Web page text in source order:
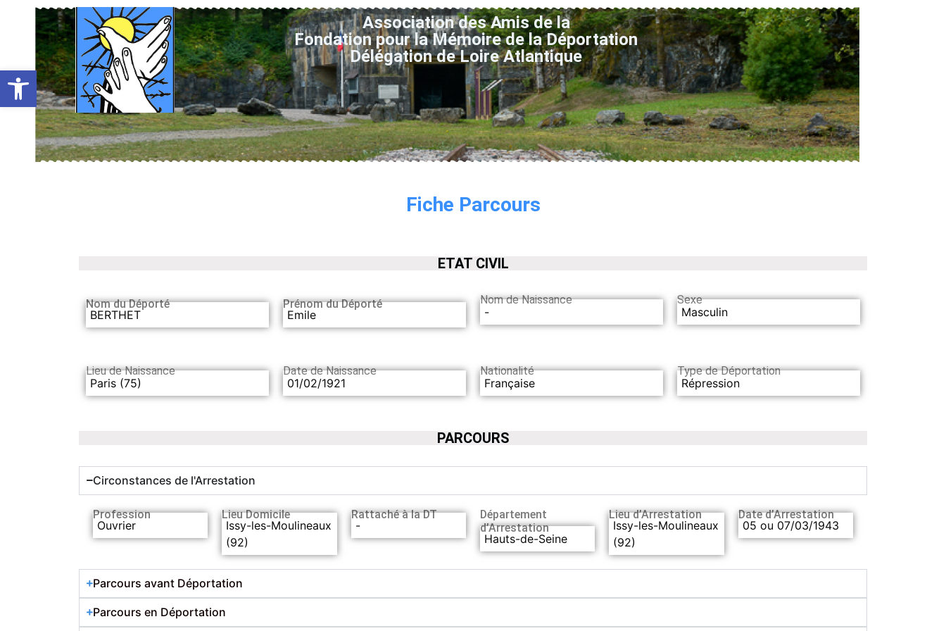
Ouvrir la barre d’outils
Association des Amis de la
Fondation pour la Mémoire de la Déportation
Délégation de Loire Atlantique
Fiche Parcours
ETAT CIVIL
Nom du Déporté
BERTHET
Prénom du Déporté
Emile
Nom de Naissance
-
Sexe
Masculin
Lieu de Naissance
Paris (75)
Date de Naissance
01/02/1921
Nationalité
Française
Type de Déportation
Répression
PARCOURS
Circonstances de l'Arrestation
Profession
Ouvrier
Lieu Domicile
Issy-les-Moulineaux
(92)
Rattaché à la DT
-
Département
d’Arrestation
Hauts-de-Seine
Lieu d’Arrestation
Issy-les-Moulineaux
(92)
Date d’Arrestation
05 ou 07/03/1943
Parcours avant Déportation
Parcours en Déportation